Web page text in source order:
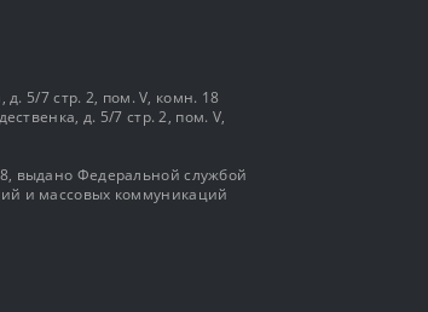
д. 5/7 стр. 2, пом. V, комн. 18
д. 5/7 стр. 2, пом. V,
выдано Федеральной службой
и массовых коммуникаций